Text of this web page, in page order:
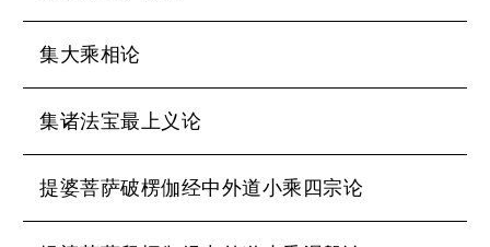
集大乘相论
集诸法宝最上义论
提婆菩萨破楞伽经中外道小乘四宗论